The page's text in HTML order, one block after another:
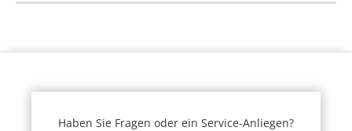
Haben Sie Fragen oder ein Service-Anliegen?